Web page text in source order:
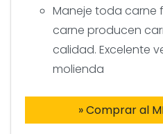
Maneje toda carne
carne producen
calidad. Excelente
molienda
» Comprar al